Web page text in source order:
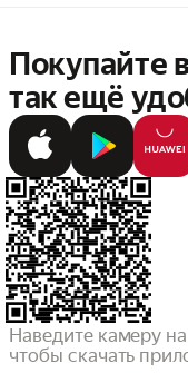
Покупайте
так ещё
Наведите камеру
чтобы скачать